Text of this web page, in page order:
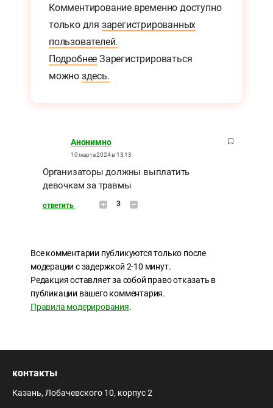
Комментирование временно доступно
только для зарегистрированных
пользователей.
Подробнее Зарегистрироваться
можно здесь.
Анонимно
10 марта 2024 в 13:13
Организаторы должны выплатить
девочкам за травмы
ответить 3
Все комментарии публикуются только после
модерации с задержкой 2-10 минут.
Редакция оставляет за собой право отказать в
публикации вашего комментария.
Правила модерирования.
контакты
Казань, Лобачевского 10, корпус 2